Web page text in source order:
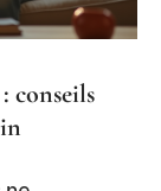
conseils